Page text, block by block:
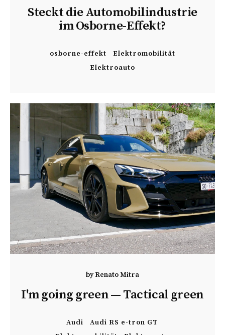
Steckt die Automobilindustrie
im Osborne-Effekt?
osborne-effekt
Elektromobilität
Elektroauto
byRenato Mitra
I'm going green — Tactical green
Audi
Audi RS e-tron GT